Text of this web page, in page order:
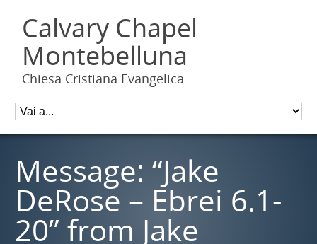
Calvary Chapel
Montebelluna
Chiesa Cristiana Evangelica
Message: “Jake
DeRose – Ebrei 6.1-
20” from Jake